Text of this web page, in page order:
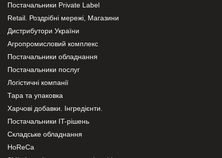
Постачальники Private Label
Retail. Роздрібні мережі, Магазини
Дистрибутори України
Агропромисловий комплекс
Постачальники обладнання
Постачальники послуг
Логістичні компанії
Тара та упаковка
Харчові добавки. Інгредієнти.
Постачальники IT-рішень
Складське обладнання
HoReCa